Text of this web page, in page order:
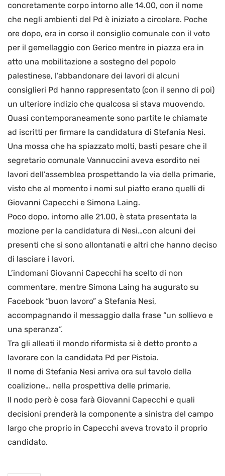
concretamente corpo intorno alle 14.00, con il nome
che negli ambienti del Pd è iniziato a circolare. Poche
ore dopo, era in corso il consiglio comunale con il voto
per il gemellaggio con Gerico mentre in piazza era in
atto una mobilitazione a sostegno del popolo
palestinese, l’abbandonare dei lavori di alcuni
consiglieri Pd hanno rappresentato (con il senno di poi)
un ulteriore indizio che qualcosa si stava muovendo.
Quasi contemporaneamente sono partite le chiamate
ad iscritti per firmare la candidatura di Stefania Nesi.
Una mossa che ha spiazzato molti, basti pesare che il
segretario comunale Vannuccini aveva esordito nei
lavori dell’assemblea prospettando la via della primarie,
visto che al momento i nomi sul piatto erano quelli di
Giovanni Capecchi e Simona Laing.
Poco dopo, intorno alle 21.00, è stata presentata la
mozione per la candidatura di Nesi…con alcuni dei
presenti che si sono allontanati e altri che hanno deciso
di lasciare i lavori.
L’indomani Giovanni Capecchi ha scelto di non
commentare, mentre Simona Laing ha augurato su
Facebook “buon lavoro” a Stefania Nesi,
accompagnando il messaggio dalla frase “un sollievo e
una speranza”.
Tra gli alleati il mondo riformista si è detto pronto a
lavorare con la candidata Pd per Pistoia.
Il nome di Stefania Nesi arriva ora sul tavolo della
coalizione… nella prospettiva delle primarie.
Il nodo però è cosa farà Giovanni Capecchi e quali
decisioni prenderà la componente a sinistra del campo
largo che proprio in Capecchi aveva trovato il proprio
candidato.